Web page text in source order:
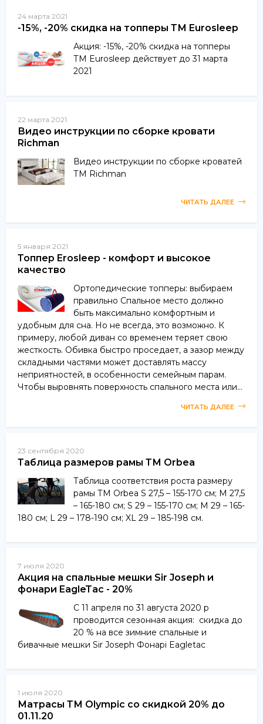
24 марта 2021
-15%, -20% скидка на топперы ТМ Eurosleep
Акция: -15%, -20% скидка на топперы
ТМ Eurosleep действует до 31 марта
2021
22 марта 2021
Видео инструкции по сборке кровати
Richman
Видео инструкции по сборке кроватей
ТМ Richman
ЧИТАТЬ ДАЛЕЕ
5 января 2021
Топпер Erosleep - комфорт и высокое
качество
Ортопедические топперы: выбираем
правильно Спальное место должно
быть максимально комфортным и
удобным для сна. Но не всегда, это возможно. К
примеру, любой диван со временем теряет свою
жесткость. Обивка быстро проседает, а зазор между
складными частями может доставлять массу
неприятностей, в особенности семейным парам.
Чтобы выровнять поверхность спального места или...
ЧИТАТЬ ДАЛЕЕ
23 сентября 2020
Таблица размеров рамы ТМ Orbea
Таблица соответствия роста размеру
рамы ТМ Orbea S 27,5 – 155-170 см; M 27,5
– 165-180 см; S 29 – 155-170 см; M 29 – 165-
180 см; L 29 – 178-190 см; XL 29 – 185-198 см.
7 июля 2020
Акция на спальные мешки Sir Joseph и
фонари EagleTac - 20%
С 11 апреля по 31 августа 2020 р
проводится сезонная акция: скидка до
20 % на все зимние спальные и
бивачные мешки Sir Joseph Фонарі Eagletac
1 июля 2020
Матрасы ТМ Olympic со скидкой 20% до
01.11.20